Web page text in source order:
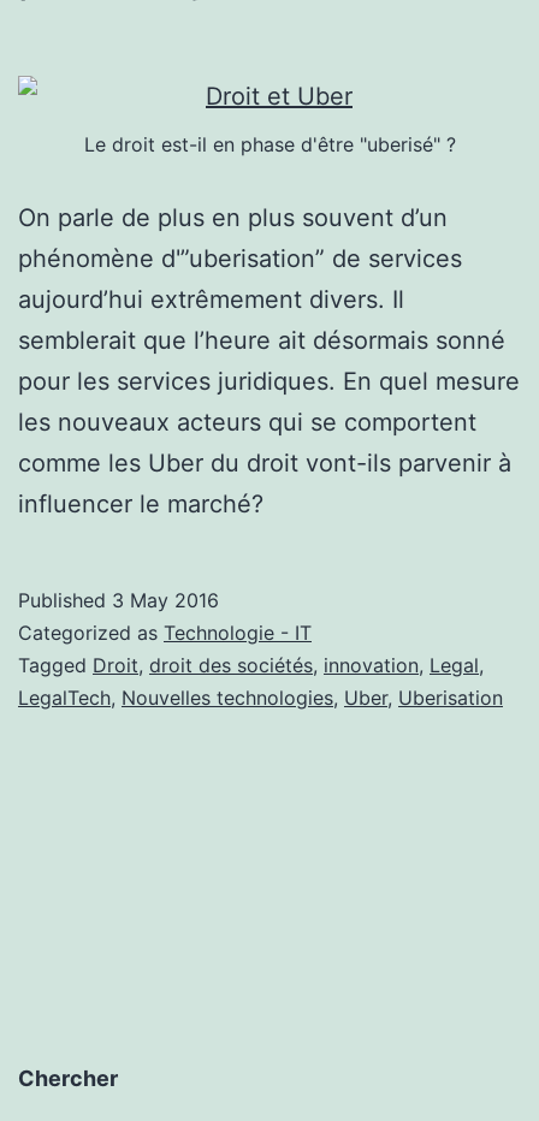
Le droit est-il en phase d'être "uberisé" ?
On parle de plus en plus souvent d’un
phénomène d'”uberisation” de services
aujourd’hui extrêmement divers. Il
semblerait que l’heure ait désormais sonné
pour les services juridiques. En quel mesure
les nouveaux acteurs qui se comportent
comme les Uber du droit vont-ils parvenir à
influencer le marché?
Published 3 May 2016
Categorized as Technologie - IT
Tagged Droit, droit des sociétés, innovation, Legal,
LegalTech, Nouvelles technologies, Uber, Uberisation
Chercher